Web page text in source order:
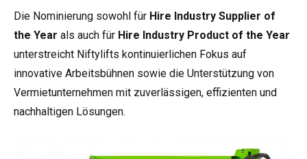
Die Nominierung sowohl für Hire Industry Supplier of
the Year als auch für Hire Industry Product of the Year
unterstreicht Niftylifts kontinuierlichen Fokus auf
innovative Arbeitsbühnen sowie die Unterstützung von
Vermietunternehmen mit zuverlässigen, effizienten und
nachhaltigen Lösungen.